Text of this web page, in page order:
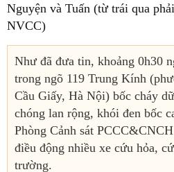
Nguyện và Tuấn (từ trái qua
NVCC)
Như đã đưa tin, khoảng 0h30
trong ngõ 119 Trung Kính
Cầu Giấy, Hà Nội) bốc cháy
chóng lan rộng, khói đen bốc
Phòng Cảnh sát
điều động nhiều xe cứu hỏa,
trường.